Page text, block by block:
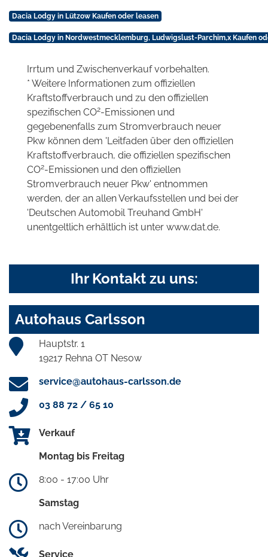
Dacia Lodgy in Lützow Kaufen oder leasen
Dacia Lodgy in Nordwestmecklemburg, Ludwigslust-Parchim,x Kaufen
Irrtum und Zwischenverkauf vorbehalten.
* Weitere Informationen zum offiziellen
Kraftstoffverbrauch und zu den offiziellen
spezifischen CO2-Emissionen und
gegebenenfalls zum Stromverbrauch neuer
Pkw können dem 'Leitfaden über den offiziellen
Kraftstoffverbrauch, die offiziellen spezifischen
CO2-Emissionen und den offiziellen
Stromverbrauch neuer Pkw' entnommen
werden, der an allen Verkaufsstellen und bei der
'Deutschen Automobil Treuhand GmbH'
unentgeltlich erhältlich ist unter www.dat.de.
Ihr Kontakt zu uns:
Autohaus Carlsson
Hauptstr. 1
19217 Rehna OT Nesow
service@autohaus-carlsson.de
03 88 72 / 65 10
Verkauf
Montag bis Freitag
8:00 - 17:00 Uhr
Samstag
nach Vereinbarung
Service